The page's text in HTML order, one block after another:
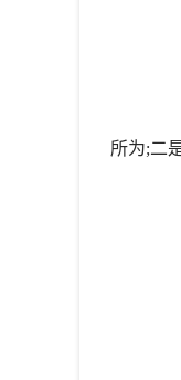
有
(
所为;二